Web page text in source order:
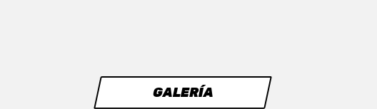
GALERÍA